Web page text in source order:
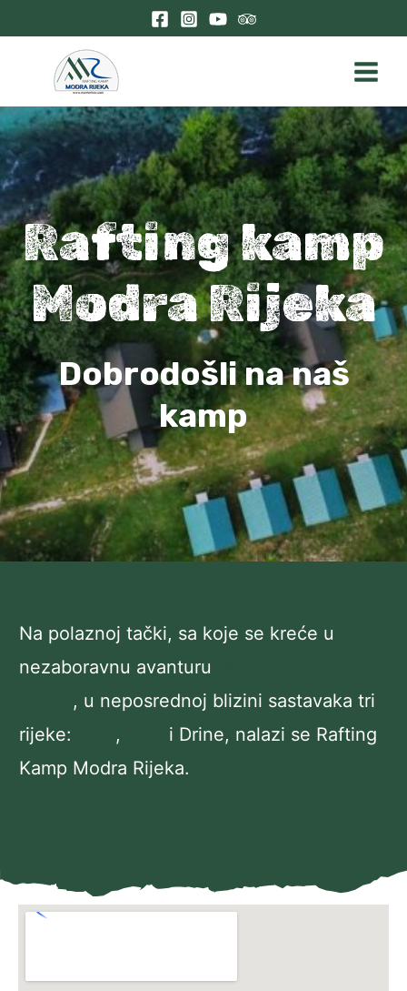
Main
Menu
Rafting kamp
Modra Rijeka
Dobrodošli na naš
kamp
Na polaznoj tački, sa koje se kreće u
nezaboravnu avanturu
, u neposrednoj blizini sastavaka tri
rijeke:
,
i Drine, nalazi se Rafting
Kamp Modra Rijeka.